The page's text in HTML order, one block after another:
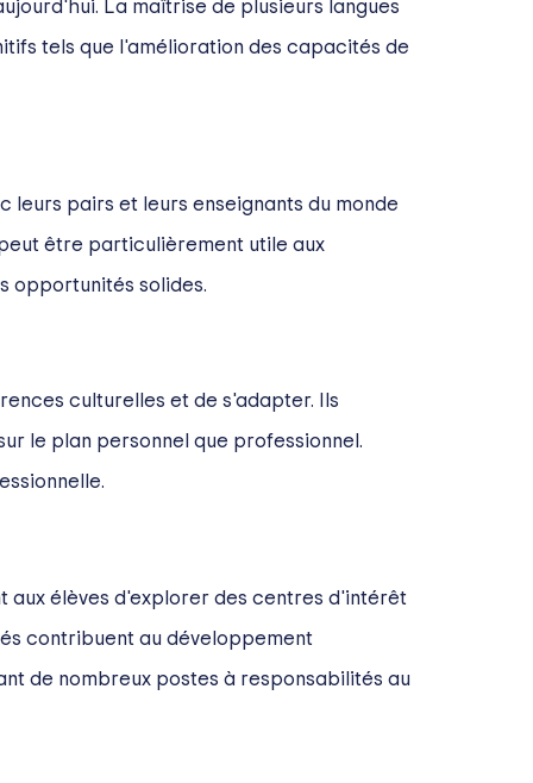
La maîtrise de plusieurs langues
tels que l'amélioration des capacités de
leurs pairs et leurs enseignants du monde
être particulièrement utile aux
opportunités solides.
culturelles et de s'adapter. Ils
le plan personnel que professionnel.
élèves d'explorer des centres d'intérêt
contribuent au développement
de nombreux postes à responsabilités au